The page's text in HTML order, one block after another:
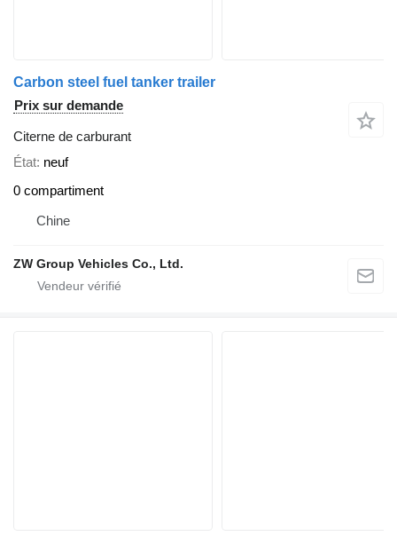
Carbon steel fuel tanker trailer​
Prix sur demande
Citerne de carburant
État neuf
0 compartiment
Chine
ZW Group Vehicles Co., Ltd.